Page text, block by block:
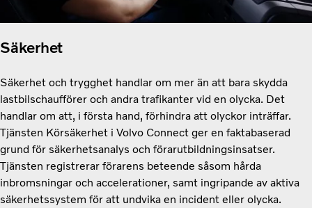
Säkerhet
Säkerhet och trygghet handlar om mer än att bara skydda
lastbilschaufförer och andra trafikanter vid en olycka. Det
handlar om att, i första hand, förhindra att olyckor inträffar.
Tjänsten Körsäkerhet i Volvo Connect ger en faktabaserad
grund för säkerhetsanalys och förarutbildningsinsatser.
Tjänsten registrerar förarens beteende såsom hårda
inbromsningar och accelerationer, samt ingripande av aktiva
säkerhetssystem för att undvika en incident eller olycka.